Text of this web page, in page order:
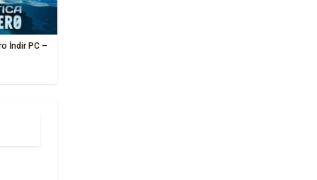
İndir PC –